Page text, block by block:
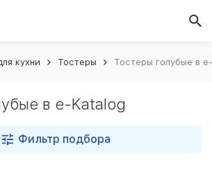
кухни Тостеры Тостеры голубые в
в e-Katalog
Фильтр подбора